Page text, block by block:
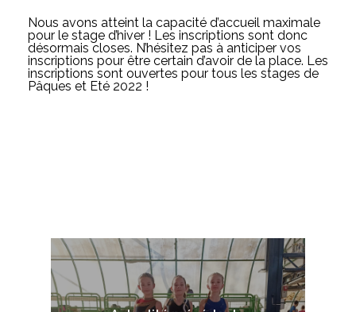
Nous avons atteint la capacité d’accueil maximale
pour le stage d’hiver ! Les inscriptions sont donc
désormais closes. N’hésitez pas à anticiper vos
inscriptions pour être certain d’avoir de la place. Les
inscriptions sont ouvertes pour tous les stages de
Pâques et Eté 2022 !